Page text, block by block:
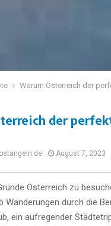
Warum Österreich der
der
August 7, 2023
Österreich zu
Wanderungen durch die
ein aufregender